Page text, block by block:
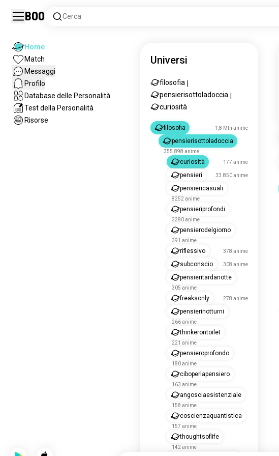
Boo Cerca
Home
Match
Messaggi
Profilo
Database delle Personalità
Test della Personalità
Risorse
Universi
filosofia
pensierisottoladoccia
curiosità
filosofia 1,8 Mln anime
pensierisottoladoccia
355.898 anime
curiosità 177 anime
pensieri 33.850 anime
pensiericasuali
8252 anime
pensieriprofondi
3280 anime
pensierodelgiorno
391 anime
riflessivo 378 anime
subconscio 308 anime
pensieritardanotte
305 anime
freaksonly 278 anime
pensierinotturni
266 anime
thinkerontoilet
221 anime
pensieroprofondo
180 anime
ciboperlapensiero
163 anime
angosciaesistenziale
158 anime
coscienzaquantistica
157 anime
thoughtsoflife
142 anime